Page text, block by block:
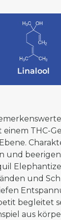
Linalool
THC-
und
und
begleitet
aus